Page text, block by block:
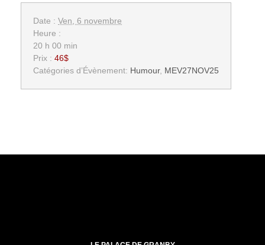
Date : Ven, 6 novembre
Heure :
20 h 00 min
Prix : 46$
Catégories d’Évènement: Humour, MEV27NOV25